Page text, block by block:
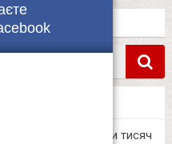
заробляють десятки тисяч